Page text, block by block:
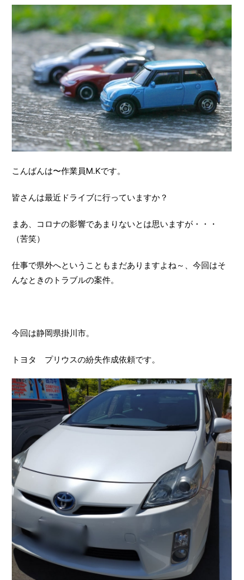
こんばんは〜作業員M.Kです。
皆さんは最近ドライブに行っていますか？
まあ、コロナの影響であまりないとは思いますが・・・
（苦笑）
仕事で県外へということもまだありますよね～、今回はそ
んなときのトラブルの案件。
今回は静岡県掛川市。
トヨタ プリウスの紛失作成依頼です。